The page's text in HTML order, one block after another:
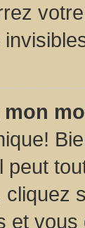
mon
peut
cliquez
et